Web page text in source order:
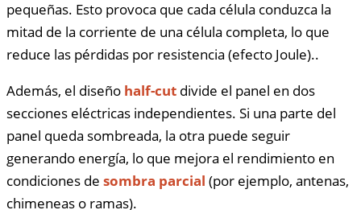
pequeñas. Esto provoca que cada célula conduzca la
mitad de la corriente de una célula completa, lo que
reduce las pérdidas por resistencia (efecto Joule)..
Además, el diseño half-cut divide el panel en dos
secciones eléctricas independientes. Si una parte del
panel queda sombreada, la otra puede seguir
generando energía, lo que mejora el rendimiento en
condiciones de sombra parcial (por ejemplo, antenas,
chimeneas o ramas).